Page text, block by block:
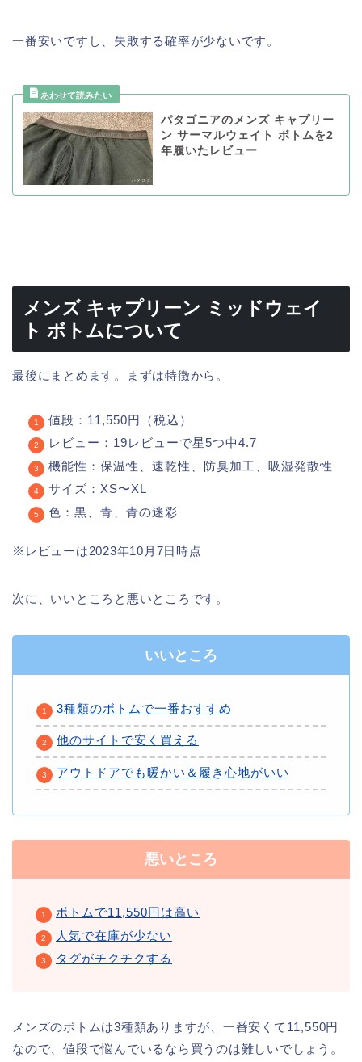
一番安いですし、失敗する確率が少ないです。
パタゴニアのメンズ キャプリー
ン サーマルウェイト ボトムを2
年履いたレビュー
メンズ キャプリーン ミッドウェイ
ト ボトムについて
最後にまとめます。まずは特徴から。
値段：11,550円（税込）
レビュー：19レビューで星5つ中4.7
機能性：保温性、速乾性、防臭加工、吸湿発散性
サイズ：XS〜XL
色：黒、青、青の迷彩
※レビューは2023年10月7日時点
次に、いいところと悪いところです。
いいところ
3種類のボトムで一番おすすめ
他のサイトで安く買える
アウトドアでも暖かい＆履き心地がいい
悪いところ
ボトムで11,550円は高い
人気で在庫が少ない
タグがチクチクする
メンズのボトムは3種類ありますが、一番安くて11,550円
なので、値段で悩んでいるなら買うのは難しいでしょう。